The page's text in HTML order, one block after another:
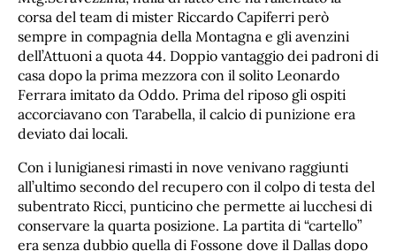
corsa del team di mister Riccardo Capiferri però
sempre in compagnia della Montagna e gli avenzini
dell’Attuoni a quota 44. Doppio vantaggio dei padroni di
casa dopo la prima mezzora con il solito Leonardo
Ferrara imitato da Oddo. Prima del riposo gli ospiti
accorciavano con Tarabella, il calcio di punizione era
deviato dai locali.
Con i lunigianesi rimasti in nove venivano raggiunti
all’ultimo secondo del recupero con il colpo di testa del
subentrato Ricci, punticino che permette ai lucchesi di
conservare la quarta posizione. La partita di “cartello”
era senza dubbio quella di Fossone dove il Dallas dopo